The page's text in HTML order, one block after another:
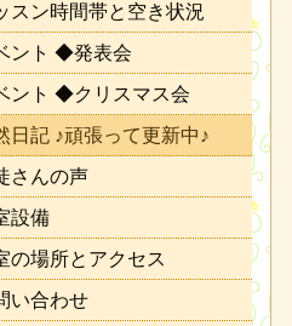
スン時間帯と空き状況
ント ◆発表会
ント ◆クリスマス会
日記 ♪頑張って更新中♪
さんの声
設備
の場所とアクセス
い合わせ